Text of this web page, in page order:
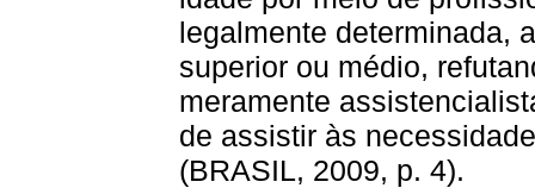
legalmente determinada,
superior ou médio,
meramente
de assistir às
(BRASIL, 2009, p. 4).